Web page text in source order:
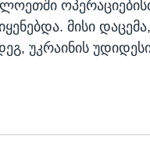
მისი
უკრაინის